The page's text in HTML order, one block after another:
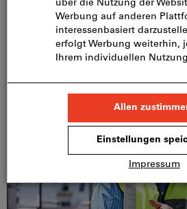
Im Bereich Tiefbau sind unsere
Kabelschutzrohre, Schachtguss,
Entwässerungssysteme,
Entwässerungsmatten.